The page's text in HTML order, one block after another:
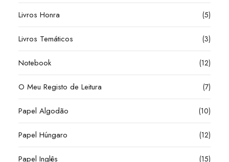
Livros Honra (5)
Livros Temáticos (3)
Notebook (12)
O Meu Registo de Leitura (7)
Papel Algodão (10)
Papel Húngaro (12)
Papel Inglês (15)